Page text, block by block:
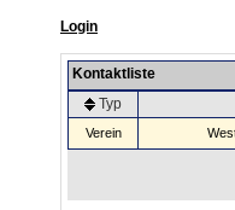
Login
Kontaktliste
Typ
Verein